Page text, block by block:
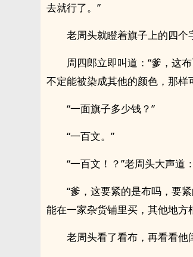
去就行了。”
老周头就瞪着旗子上的四个
周四郎立即叫道：“爹，这
不定能被染成其他的颜色，那样
“一面旗子多少钱？”
“一百文。”
“一百文！？”老周头大声道
“爹，这要紧的是布吗，要
能在一家杂货铺里买，其他地方
老周头看了看布，再看看他